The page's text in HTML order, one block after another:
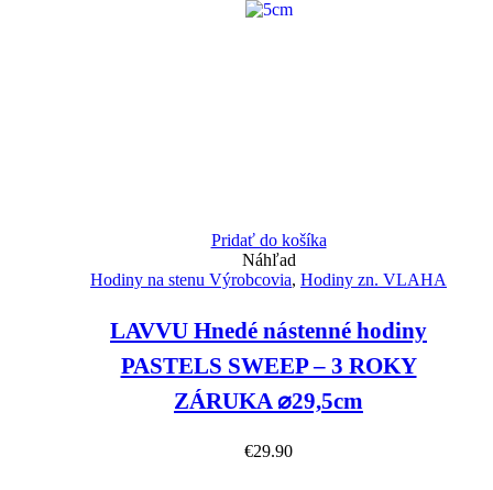
Pridať do košíka
Náhľad
Hodiny na stenu Výrobcovia, Hodiny zn. VLAHA
LAVVU Hnedé nástenné hodiny
PASTELS SWEEP – 3 ROKY
ZÁRUKA ⌀29,5cm
€29.90